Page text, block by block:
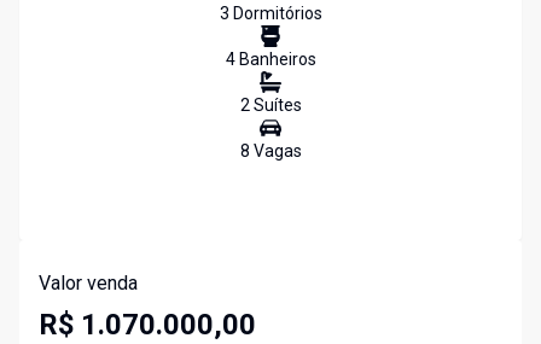
3 Dormitórios
4Banheiros
2Suítes
8 Vagas
Valor venda
R$ 1.070.000,00